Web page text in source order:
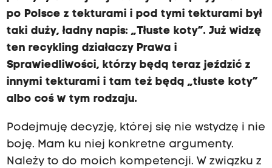
po Polsce z tekturami i pod tymi tekturami był
taki duży, ładny napis: „Tłuste koty”. Już widzę
ten recykling działaczy Prawa i
Sprawiedliwości, którzy będą teraz jeździć z
innymi tekturami i tam też będą „tłuste koty”
albo coś w tym rodzaju.
Podejmuję decyzję, której się nie wstydzę i nie
boję. Mam ku niej konkretne argumenty.
Należy to do moich kompetencji. W związku z